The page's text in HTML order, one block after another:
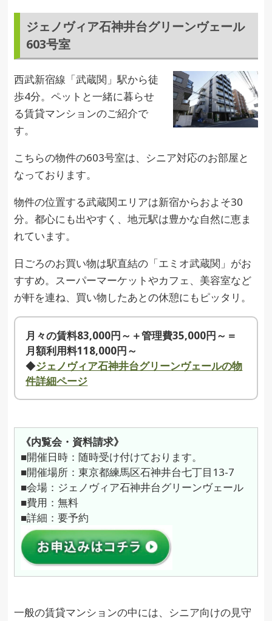
ジェノヴィア石神井台グリーンヴェール
603号室
西武新宿線「武蔵関」駅から徒
歩4分。ペットと一緒に暮らせ
る賃貸マンションのご紹介で
す。
こちらの物件の603号室は、シニア対応のお部屋と
なっております。
物件の位置する武蔵関エリアは新宿からおよそ30
分。都心にも出やすく、地元駅は豊かな自然に恵ま
れています。
日ごろのお買い物は駅直結の「エミオ武蔵関」がお
すすめ。スーパーマーケットやカフェ、美容室など
が軒を連ね、買い物したあとの休憩にもピッタリ。
月々の賃料83,000円～＋管理費35,000円～＝
月額利用料118,000円～
◆ジェノヴィア石神井台グリーンヴェールの物
件詳細ページ
《内覧会・資料請求》
■開催日時：随時受け付けております。
■開催場所：東京都練馬区石神井台七丁目13-7
■会場：ジェノヴィア石神井台グリーンヴェール
■費用：無料
■詳細：要予約
一般の賃貸マンションの中には、シニア向けの見守